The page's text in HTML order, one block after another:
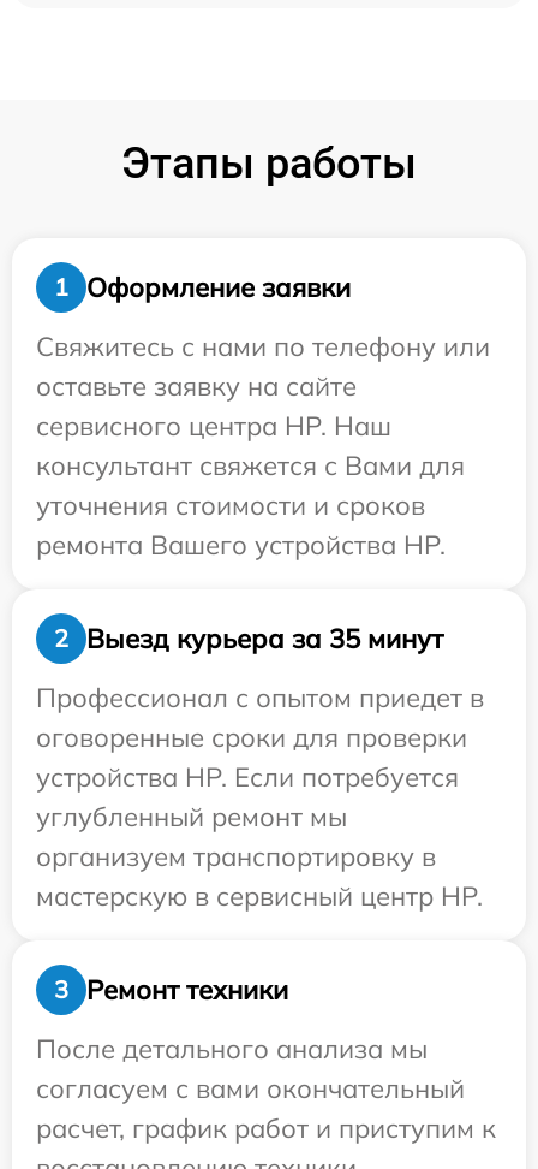
Этапы работы
1
Оформление заявки
Свяжитесь с нами по телефону или
оставьте заявку на сайте
сервисного центра HP. Наш
консультант свяжется с Вами для
уточнения стоимости и сроков
ремонта Вашего устройства HP.
2
Выезд курьера за 35 минут
Профессионал с опытом приедет в
оговоренные сроки для проверки
устройства HP. Если потребуется
углубленный ремонт мы
организуем транспортировку в
мастерскую в сервисный центр HP.
3
Ремонт техники
После детального анализа мы
согласуем с вами окончательный
расчет, график работ и приступим к